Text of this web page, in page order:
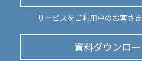
サービスをご利用中のお客さ
資料ダウンロ